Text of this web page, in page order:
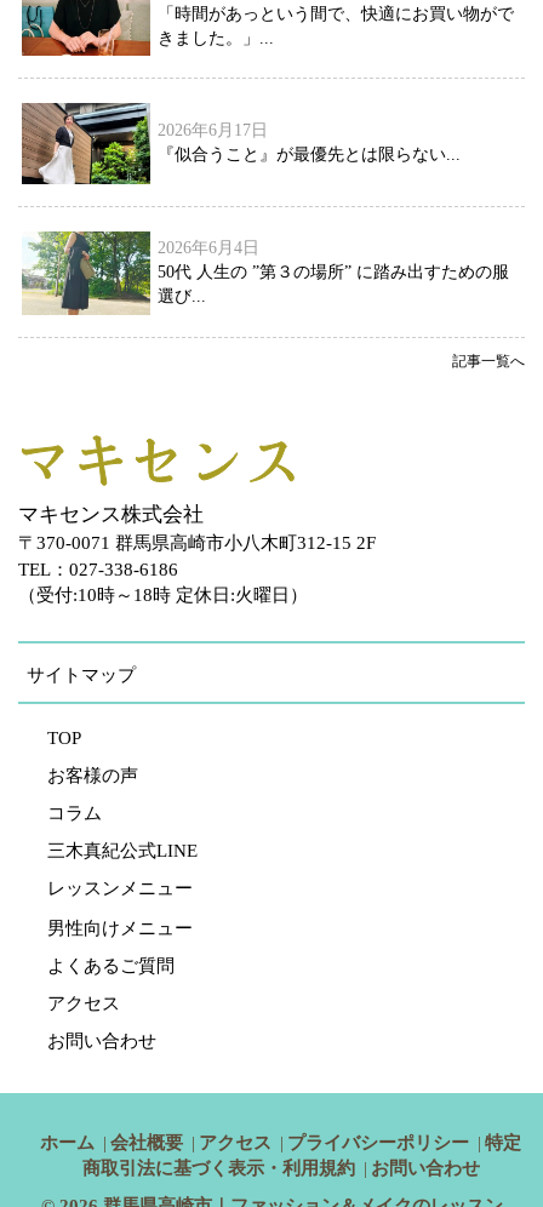
「時間があっという間で、快適にお買い物がで
きました。」...
2026年6月17日
『似合うこと』が最優先とは限らない...
2026年6月4日
50代 人生の ”第３の場所” に踏み出すための服
選び...
記事一覧へ
マキセンス株式会社
〒370-0071 群馬県高崎市小八木町312-15 2F
TEL：027-338-6186
（受付:10時～18時 定休日:火曜日）
サイトマップ
TOP
お客様の声
コラム
三木真紀公式LINE
レッスンメニュー
男性向けメニュー
よくあるご質問
アクセス
お問い合わせ
ホーム 会社概要 アクセス プライバシーポリシー
特定
商取引法に基づく表示・利用規約
お問い合わせ